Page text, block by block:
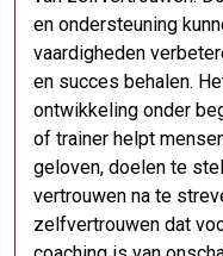
en ondersteuning
vaardigheden
en succes behalen.
ontwikkeling onder
of trainer helpt
geloven, doelen te
vertrouwen na te
zelfvertrouwen dat